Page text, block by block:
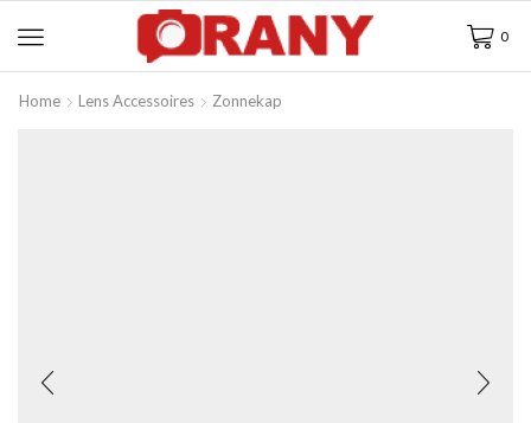
0
Home Lens Accessoires Zonnekap